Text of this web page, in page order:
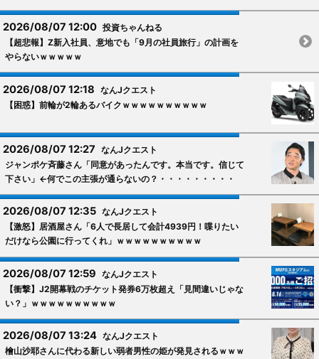
2026/08/07 12:00投資ちゃんねる
【超悲報】Z新入社員、意地でも「9月の社員旅行」の計画を
やらないｗｗｗｗｗ
2026/08/07 12:18なんJクエスト
【困惑】前輪が2輪あるバイクｗｗｗｗｗｗｗｗｗｗ
2026/08/07 12:27なんJクエスト
ジャンポケ斉藤さん「同意があったんです。本当です。信じて
下さい」←何でこの主張が通らないの？・・・・・・・・・
2026/08/07 12:35なんJクエスト
【激怒】居酒屋さん「6人で長居して会計4939円！喋りたい
だけなら公園に行ってくれ」ｗｗｗｗｗｗｗｗｗｗ
2026/08/07 12:59なんJクエスト
【衝撃】J2開幕戦のチケット発券6万枚超え「見間違いじゃな
い？」ｗｗｗｗｗｗｗｗｗｗ
2026/08/07 13:24なんJクエスト
檜山沙耶さんに代わる新しい弱者男性の姫が発見されるｗｗｗ